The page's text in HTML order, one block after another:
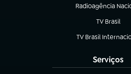
Radioagência
(abre em nova aba)
TV Brasil
(abre em
TV Brasil
(abre em nova
Serviços